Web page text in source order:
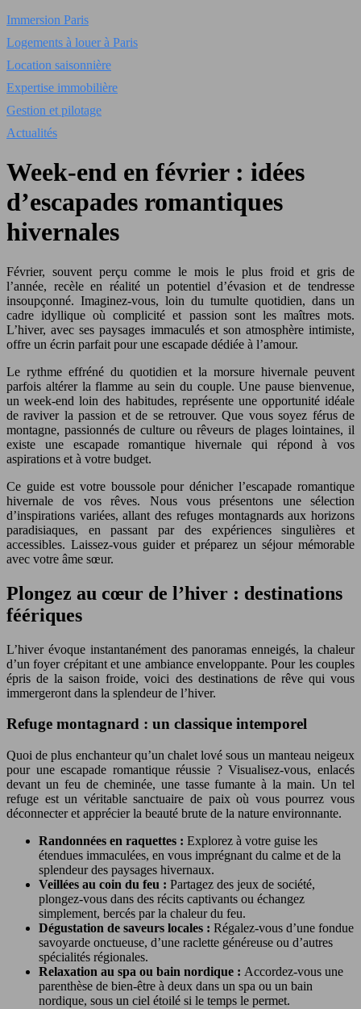
Immersion Paris
Logements à louer à Paris
Location saisonnière
Expertise immobilière
Gestion et pilotage
Actualités
Week-end en février : idées
d’escapades romantiques
hivernales
Février, souvent perçu comme le mois le plus froid et gris de
l’année, recèle en réalité un potentiel d’évasion et de tendresse
insoupçonné. Imaginez-vous, loin du tumulte quotidien, dans un
cadre idyllique où complicité et passion sont les maîtres mots.
L’hiver, avec ses paysages immaculés et son atmosphère intimiste,
offre un écrin parfait pour une escapade dédiée à l’amour.
Le rythme effréné du quotidien et la morsure hivernale peuvent
parfois altérer la flamme au sein du couple. Une pause bienvenue,
un week-end loin des habitudes, représente une opportunité idéale
de raviver la passion et de se retrouver. Que vous soyez férus de
montagne, passionnés de culture ou rêveurs de plages lointaines, il
existe une escapade romantique hivernale qui répond à vos
aspirations et à votre budget.
Ce guide est votre boussole pour dénicher l’escapade romantique
hivernale de vos rêves. Nous vous présentons une sélection
d’inspirations variées, allant des refuges montagnards aux horizons
paradisiaques, en passant par des expériences singulières et
accessibles. Laissez-vous guider et préparez un séjour mémorable
avec votre âme sœur.
Plongez au cœur de l’hiver : destinations
féériques
L’hiver évoque instantanément des panoramas enneigés, la chaleur
d’un foyer crépitant et une ambiance enveloppante. Pour les couples
épris de la saison froide, voici des destinations de rêve qui vous
immergeront dans la splendeur de l’hiver.
Refuge montagnard : un classique intemporel
Quoi de plus enchanteur qu’un chalet lové sous un manteau neigeux
pour une escapade romantique réussie ? Visualisez-vous, enlacés
devant un feu de cheminée, une tasse fumante à la main. Un tel
refuge est un véritable sanctuaire de paix où vous pourrez vous
déconnecter et apprécier la beauté brute de la nature environnante.
Randonnées en raquettes : Explorez à votre guise les
étendues immaculées, en vous imprégnant du calme et de la
splendeur des paysages hivernaux.
Veillées au coin du feu : Partagez des jeux de société,
plongez-vous dans des récits captivants ou échangez
simplement, bercés par la chaleur du feu.
Dégustation de saveurs locales : Régalez-vous d’une fondue
savoyarde onctueuse, d’une raclette généreuse ou d’autres
spécialités régionales.
Relaxation au spa ou bain nordique : Accordez-vous une
parenthèse de bien-être à deux dans un spa ou un bain
nordique, sous un ciel étoilé si le temps le permet.